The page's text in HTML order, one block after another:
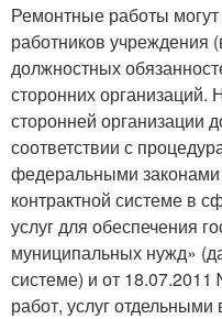
Ремонтные работы
работников учреждения
должностных
сторонних
сторонней организации
соответствии с
федеральными
контрактной системе в
услуг для обеспечения
муниципальных нужд»
системе) и от
работ, услуг